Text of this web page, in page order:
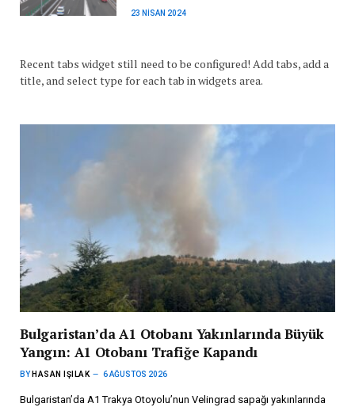
23 NISAN 2024
Recent tabs widget still need to be configured! Add tabs, add a
title, and select type for each tab in widgets area.
Bulgaristan’da A1 Otobanı Yakınlarında Büyük
Yangın: A1 Otobanı Trafiğe Kapandı
BY HASAN IŞILAK 6 AĞUSTOS 2026
Bulgaristan’da A1 Trakya Otoyolu’nun Velingrad sapağı yakınlarında